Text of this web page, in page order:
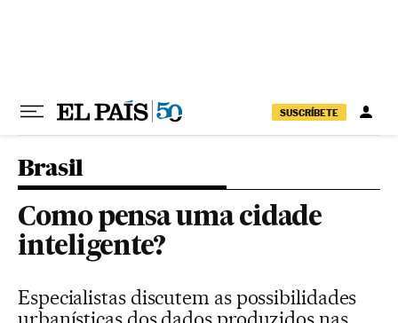
SUSCRÍBETE
Brasil
Como pensa uma cidade
inteligente?
Especialistas discutem as possibilidades